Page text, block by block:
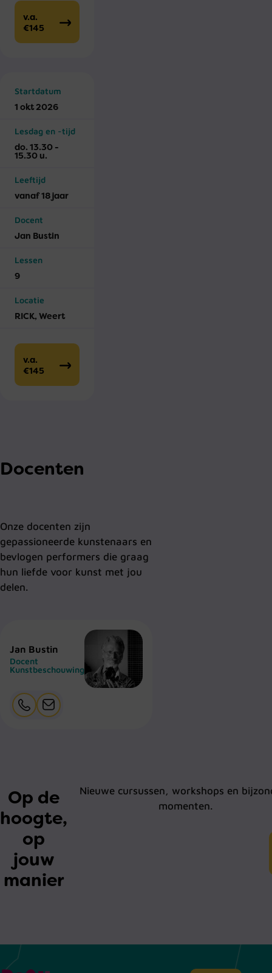
v.a.
€145
Startdatum
1 okt 2026
Lesdag en -tijd
do. 13.30 -
15.30 u.
Leeftijd
vanaf 18 jaar
Docent
Jan Bustin
Lessen
9
Locatie
RICK, Weert
v.a.
€145
Docenten
Onze docenten zijn
gepassioneerde kunstenaars en
bevlogen performers die graag
hun liefde voor kunst met jou
delen.
Jan Bustin
Docent
Kunstbeschouwing
Op de
hoogte,
op
jouw
manier
Nieuwe cursussen, workshops en
momenten.